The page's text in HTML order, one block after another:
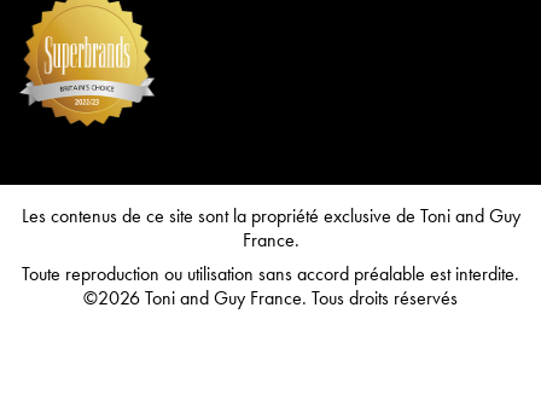
Les contenus de ce site sont la propriété exclusive de Toni and Guy
France.
Toute reproduction ou utilisation sans accord préalable est interdite.
©2026 Toni and Guy France. Tous droits réservés